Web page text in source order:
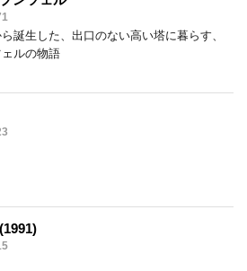
誕生した、出口のない高い塔に暮らす、
ルの物語